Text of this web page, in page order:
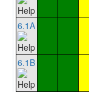
6.1A
6.1B